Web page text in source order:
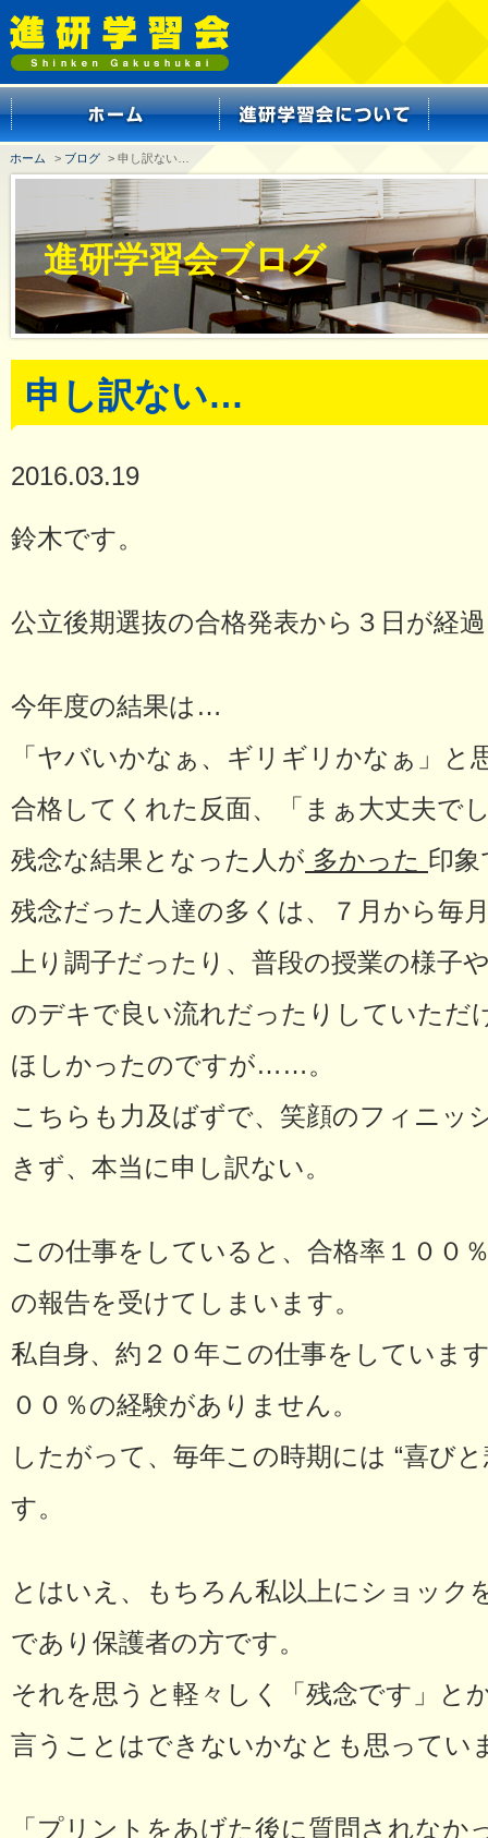
ホーム > ブログ > 申し訳ない…
進研学習会ブログ
申し訳ない…
2016.03.19
鈴木です。
公立後期選抜の合格発表から３日が経
今年度の結果は…
「ヤバいかなぁ、ギリギリかなぁ」
合格してくれた反面、「まぁ大丈夫で
残念な結果となった人が 多かった 印
残念だった人達の多くは、７月から毎
上り調子だったり、普段の授業の様子
のデキで良い流れだったりしていただ
ほしかったのですが……。
こちらも力及ばずで、笑顔のフィニッ
きず、本当に申し訳ない。
この仕事をしていると、合格率１００
の報告を受けてしまいます。
私自身、約２０年この仕事をしていま
００％の経験がありません。
したがって、毎年この時期には “喜び
す。
とはいえ、もちろん私以上にショック
であり保護者の方です。
それを思うと軽々しく「残念です」と
言うことはできないかなとも思ってい
「プリントをあげた後に質問されな